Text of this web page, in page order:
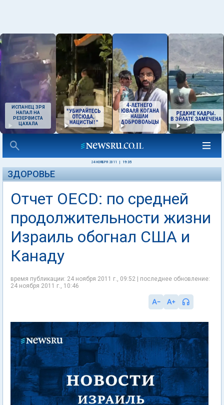
ИСПАНЕЦ ЗРЯ
НАПАЛ НА
РЕЗЕРВИСТА
ЦАХАЛА
24 НОЯБРЯ 2011 19:35
ЗДОРОВЬЕ
Отчет OECD: по средней
продолжительности жизни
Израиль обогнал США и
Канаду
время публикации: 24 ноября 2011 г., 09:52 | последнее обновление:
24 ноября 2011 г., 10:46